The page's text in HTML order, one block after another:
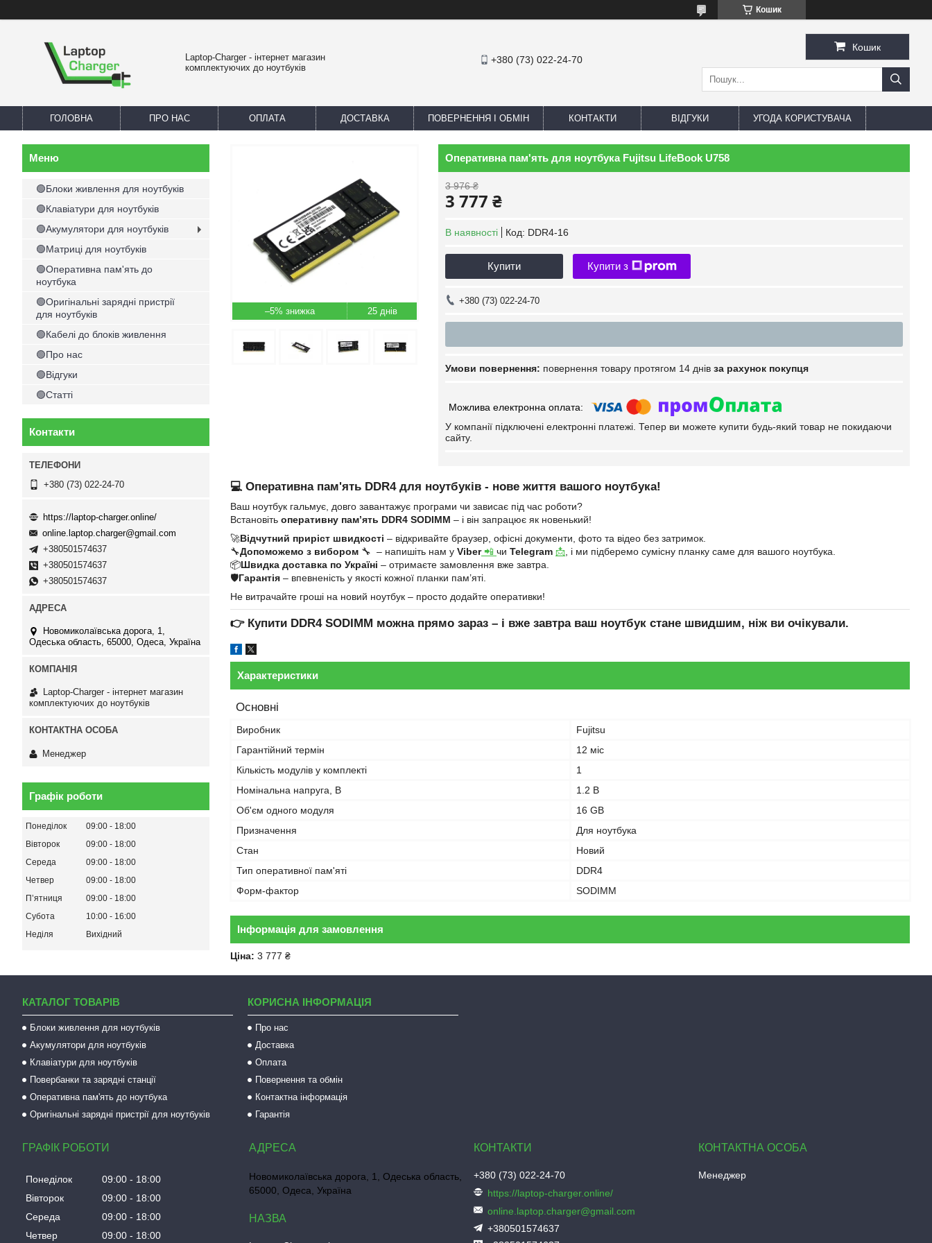
Кошик
Laptop-Charger - інтернет магазин
комплектуючих до ноутбуків
+380 (73) 022-24-70
Кошик
ГОЛОВНА ПРО НАС ОПЛАТА ДОСТАВКА ПОВЕРНЕННЯ І ОБМІН КОНТАКТИ ВІДГУКИ УГОДА КОРИСТУВАЧА
–5% 25 днів
Оперативна пам'ять для ноутбука Fujitsu LifeBook U758
3 976 ₴
3 777 ₴
В наявності Код: DDR4-16
Купити Купити з
+380 (73) 022-24-70
повернення товару протягом 14 днів за рахунок покупця
У компанії підключені електронні платежі. Тепер ви можете купити будь-який товар не покидаючи
сайту.
💻 Оперативна пам'ять DDR4 для ноутбуків - нове життя вашого ноутбука!
Ваш ноутбук гальмує, довго завантажує програми чи зависає під час роботи?
Встановіть оперативну пам’ять DDR4 SODIMM – і він запрацює як новенький!
🚀Відчутний приріст швидкості – відкривайте браузер, офісні документи, фото та відео без затримок.
🔧Допоможемо з вибором 🔧 – напишіть нам у Viber📲 чи Telegram 📩 , і ми підберемо сумісну планку саме для вашого ноутбука.
📦Швидка доставка по Україні – отримаєте замовлення вже завтра.
🛡Гарантія – впевненість у якості кожної планки пам’яті.
Не витрачайте гроші на новий ноутбук – просто додайте оперативки!
👉 Купити DDR4 SODIMM можна прямо зараз – і вже завтра ваш ноутбук стане швидшим, ніж ви очікували.
Характеристики
Основні
Виробник
Fujitsu
Гарантійний термін
12 міс
Кількість модулів у комплекті
1
Номінальна напруга, В
1.2 В
Об'єм одного модуля
16 GB
Призначення
Для ноутбука
Стан
Новий
Тип оперативної пам'яті
DDR4
Форм-фактор
SODIMM
Інформація для замовлення
Ціна: 3 777 ₴
🟢Блоки живлення для ноутбуків
🟢Клавіатури для ноутбуків
🟢Акумулятори для ноутбуків
🟢Матриці для ноутбуків
🟢Оперативна пам'ять до
ноутбука
🟢Оригінальні зарядні пристрії
для ноутбуків
🟢Кабелі до блоків живлення
🟢Про нас
🟢Відгуки
🟢Статті
Контакти
+380 (73) 022-24-70
https://laptop-charger.online/
online.laptop.charger@gmail.com
+380501574637
+380501574637
+380501574637
Новомиколаївська дорога, 1,
Одеська область, 65000, Одеса, Україна
Laptop-Charger - інтернет магазин
комплектуючих до ноутбуків
Менеджер
Графік роботи
Понеділок 09:00
18:00
Вівторок
09:00
18:00
Середа
09:00
18:00
Четвер
09:00
18:00
Пʼятниця
09:00
18:00
Субота
10:00
16:00
Неділя
Вихідний
КАТАЛОГ ТОВАРІВ
Блоки живлення для ноутбуків
Акумулятори для ноутбуків
Клавіатури для ноутбуків
Повербанки та зарядні станції
Оперативна пам'ять до ноутбука
Оригінальні зарядні пристрії для ноутбуків
КОРИСНА ІНФОРМАЦІЯ
Про нас
Доставка
Оплата
Повернення та обмін
Контактна інформація
Гарантія
ГРАФІК РОБОТИ
Понеділок 09:00
18:00
Вівторок
09:00
18:00
Середа
09:00
18:00
Четвер
09:00 18:00
Новомиколаївська дорога, 1, Одеська область,
65000, Одеса, Україна
+380 (73) 022-24-70
https://laptop-charger.online/
online.laptop.charger@gmail.com
+380501574637
Менеджер